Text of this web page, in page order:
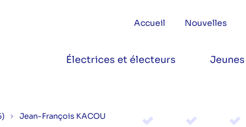
Accueil Nouvelles
Électrices et électeurs Jeunes
Jean-François KACOU